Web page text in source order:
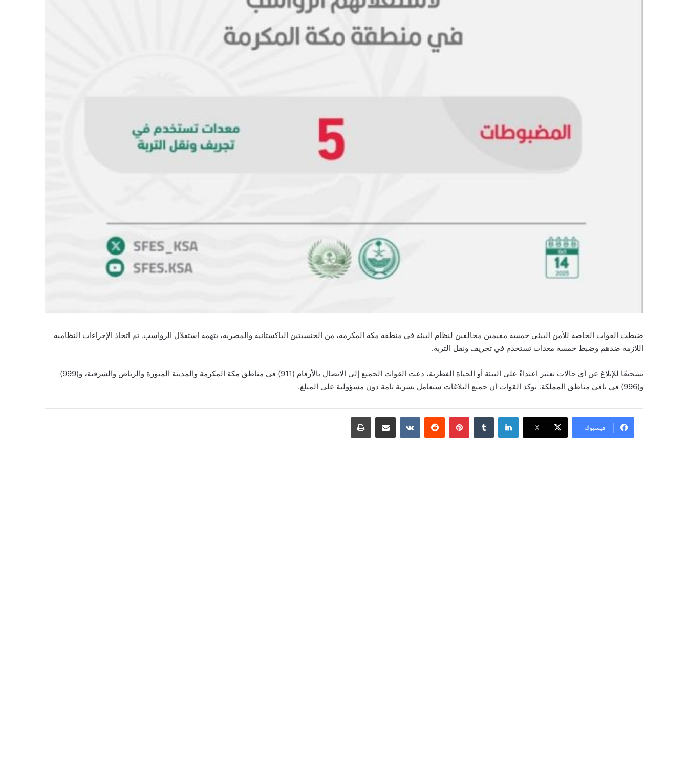
ضبطت القوات الخاصة للأمن البيئي خمسة مقيمين مخالفين لنظام البيئة في منطقة مكة المكرمة، من الجنسيتين الباكستانية والمصرية، بتهمة استغلال الرواسب. تم اتخاذ الإجراءات النظامية
اللازمة ضدهم وضبط خمسة معدات تستخدم في تجريف ونقل التربة.
تشجيعًا للإبلاغ عن أي حالات تعتبر اعتداءً على البيئة أو الحياة الفطرية، دعت القوات الجميع إلى الاتصال بالأرقام (911) في مناطق مكة المكرمة والمدينة المنورة والرياض والشرقية، و(999)
و(996) في باقي مناطق المملكة. تؤكد القوات أن جميع البلاغات ستعامل بسرية تامة دون مسؤولية على المبلغ.
فيسبوك ‫X
لينكدإن بينتيريست